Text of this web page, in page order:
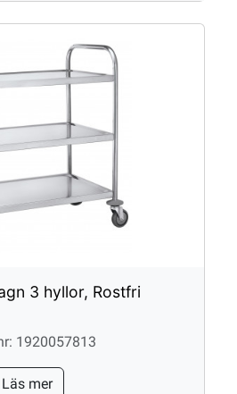
3 hyllor, Rostfri
1920057813
Läs mer